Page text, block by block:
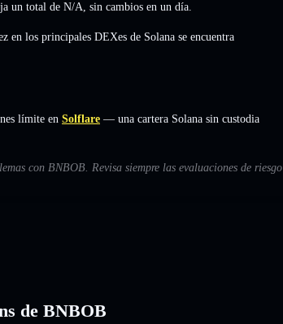
un total de N/A sin cambios en un día.
en los principales DEXes de Solana se encuentra
límite en Solflare — una cartera Solana sin custodia
con BNBOB. Revisa siempre las evaluaciones de riesgo
de BNBOB